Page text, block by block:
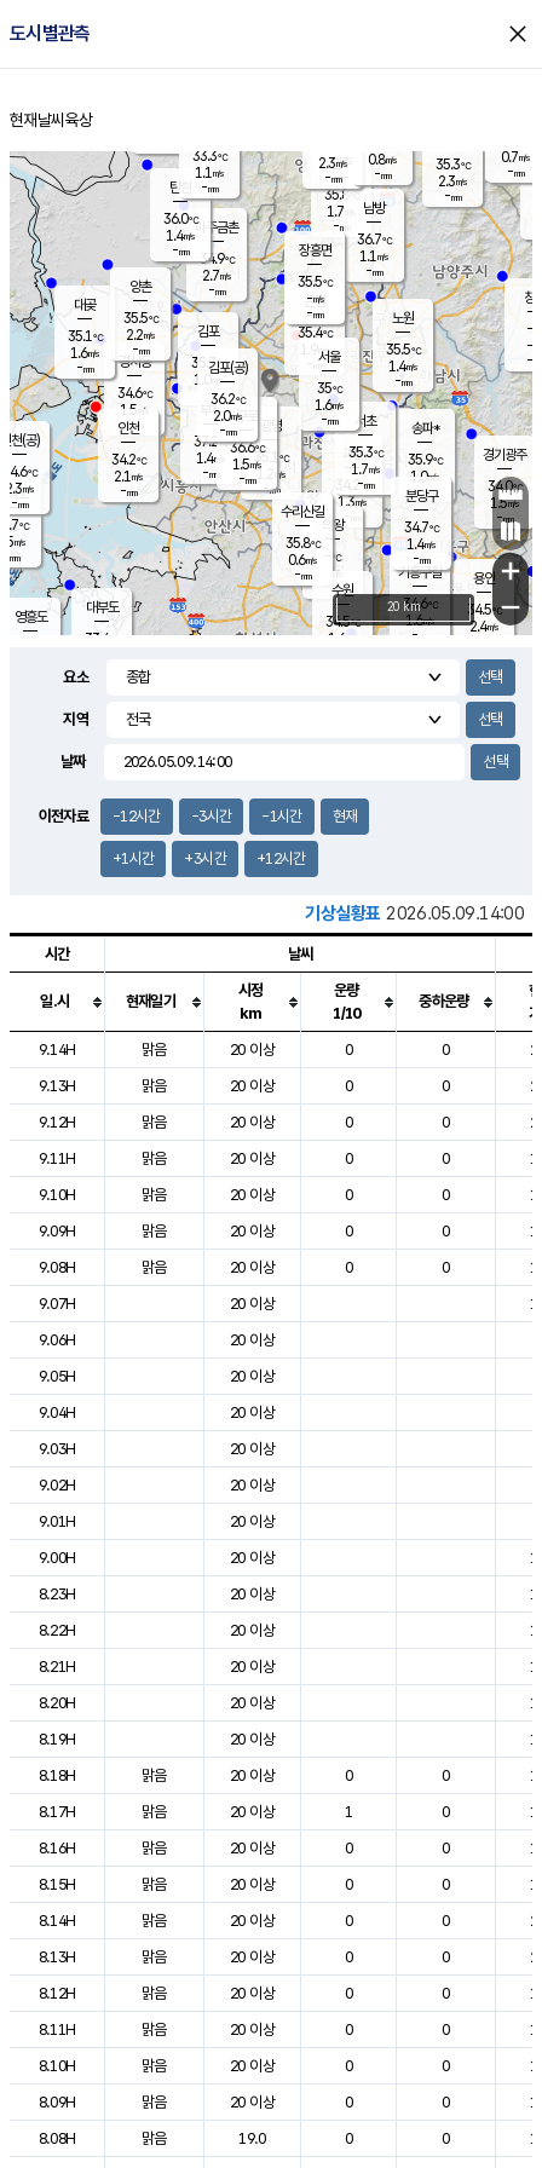
도시별관측 close
홈
현재날씨 육상
의도
℃
m/s
mm
영흥도
양주
35.8℃
1.7
-mm
과천
34.2℃
1.3m/s
- mm
용인
34.5℃
2.4m/s
경기광주
34.0℃
1.5m/s
-mm
1.8m/s
대부도
33.4
경서동
34.6℃
1.5 m/s
-mm
파주금촌
34.9℃
2.7m/s
-mm
35.3℃
2.3m/s
-mm
대곶
35.1℃
1.6m/s
-mm
창
-
-m/
-
탄현
36.0℃
1.4m/s
-mm
0.7m/s
-mm
의왕
- ℃
m/s
mm
김포
35.7℃
1.0 m/s
mm
광명
35.1
℃
1.2 m/s
-mm
부천
37.2℃
1.4m/s
-mm
양촌
35.5℃
2.2m/s
-mm
구로
36.6℃
1.5m/s
-mm
은평
35.4℃
1.9 m/s
- mm
노원
35.5℃
1.4m/s
-mm
송파*
35.9℃
1.0m/s
-mm
서초
35.3℃
1.7m/s
-mm
남방
36.7℃
1.1 m/s
-mm
기흥구갈
34.6℃
1.6m/s
-
수리산길
35.8℃
0.6m/s
-mm
분당구
34.7℃
1.4m/s
-mm
장흥면
35.5℃
-m/s
-mm
2.3m/s
-mm
인천(공)
34.6℃
2.3m/s
-mm
김포(공)
36.2℃
2.0m/s
-mm
수원
34.5℃
1.6 m/s
인천
34.2℃
2.1 m/s
-mm
서울
35℃
1.6m/s
-mm
33.3℃
1.1 m/s
-mm
0.8m/s
-mm
+
−
20 km
요소
지역
날짜
이전자료 -12시간 -3시간 -1시간 현재
+1시간 +3시간 +12시간
기상실황표 2026.05.09.14:00
도시별 기상실황표로 지점, 날씨, 기온, 강수, 바람, 기압등을 안내한 표입
시간 날씨
일.시 현재일기
시정
km
운량
1/10
중하운량
9.14H
맑음 20 이상 0 0
9.13H
맑음 20 이상 0 0
9.12H
맑음 20 이상 0 0
9.11H
맑음 20 이상 0 0
9.10H
맑음 20 이상 0 0
9.09H
맑음 20 이상 0 0
9.08H
맑음 20 이상 0 0
9.07H
20 이상
9.06H
20 이상
9.05H
20 이상
9.04H
20 이상
9.03H
20 이상
9.02H
20 이상
9.01H
20 이상
9.00H
20 이상
8.23H
20 이상
8.22H
20 이상
8.21H
20 이상
8.20H
20 이상
8.19H
20 이상
8.18H
맑음 20 이상 0 0
8.17H
맑음 20 이상 1 0
8.16H
맑음 20 이상 0 0
8.15H
맑음 20 이상 0 0
8.14H
맑음 20 이상 0 0
8.13H
맑음 20 이상 0 0
8.12H
맑음 20 이상 0 0
8.11H
맑음 20 이상 0 0
8.10H
맑음 20 이상 0 0
8.09H
맑음 20 이상 0 0
8.08H
맑음 19.0 0 0